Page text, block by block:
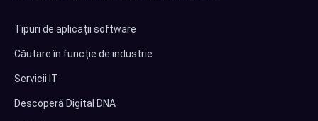
Tipuri de aplicații software
Căutare în funcție de industrie
Servicii IT
Descoperă Digital DNA